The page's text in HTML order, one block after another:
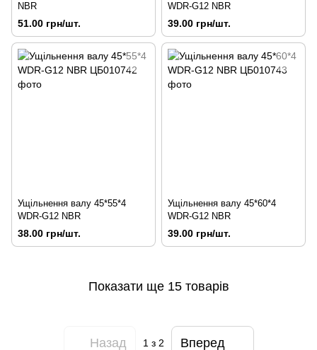
NBR
51.00 грн/шт.
WDR-G12 NBR
39.00 грн/шт.
Ущільнення валу 45*55*4
WDR-G12 NBR
38.00 грн/шт.
Ущільнення валу 45*60*4
WDR-G12 NBR
39.00 грн/шт.
Показати ще 15 товарів
Назад 1з 2 Вперед